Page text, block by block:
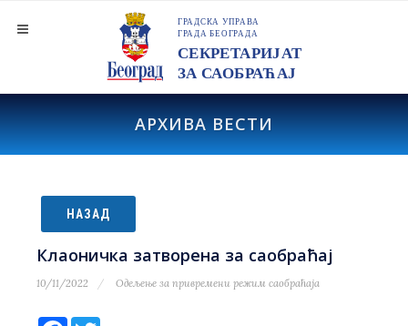
АРХИВА ВЕСТИ
НАЗАД
Клаоничка затворена за саобраћај
10/11/2022 Одељење за привремени режим саобраћаја